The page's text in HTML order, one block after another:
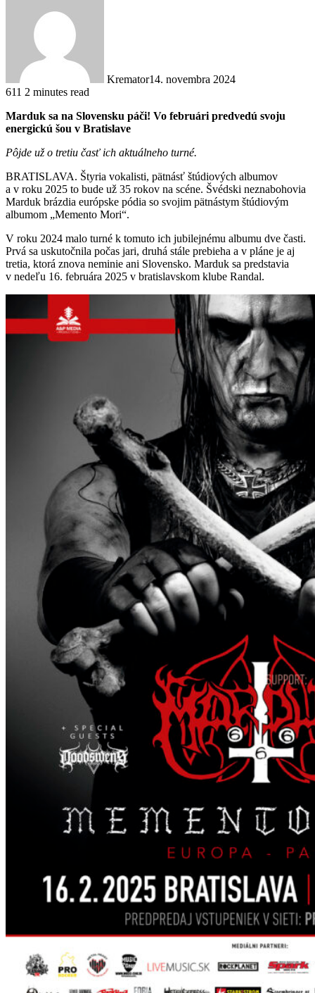
Kremator14. novembra 2024
611 2 minutes read
Marduk sa na Slovensku páči! Vo februári predvedú svoju
energickú šou v Bratislave
Pôjde už o tretiu časť ich aktuálneho turné.
BRATISLAVA. Štyria vokalisti, pätnásť štúdiových albumov
a v roku 2025 to bude už 35 rokov na scéne. Švédski neznabohovia
Marduk brázdia európske pódia so svojim pätnástym štúdiovým
albumom „Memento Mori“.
V roku 2024 malo turné k tomuto ich jubilejnému albumu dve časti.
Prvá sa uskutočnila počas jari, druhá stále prebieha a v pláne je aj
tretia, ktorá znova neminie ani Slovensko. Marduk sa predstavia
v nedeľu 16. februára 2025 v bratislavskom klube Randal.